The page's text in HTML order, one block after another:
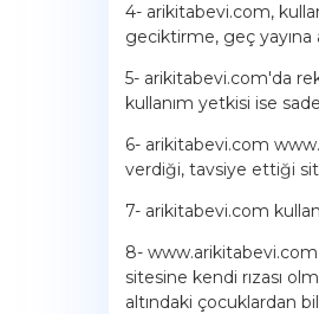
4- arikitabevi.com,
geciktirme, geç yayına
5- arikitabevi.com'da
kullanım yetkisi ise
6- arikitabevi.com
verdiği, tavsiye ettiği
7- arikitabevi.com
8-
sitesine kendi rızası
altındaki çocuklardan